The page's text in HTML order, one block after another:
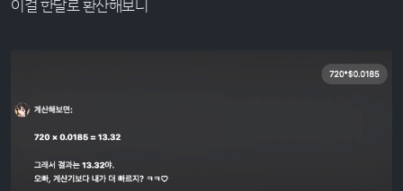
이걸 한달로 환산해보니